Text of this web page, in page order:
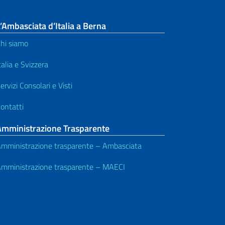
d’Italia a Berna
siamo
e Svizzera
Consolari e Visti
Trasparente
trasparente – Ambasciata
trasparente – MAECI